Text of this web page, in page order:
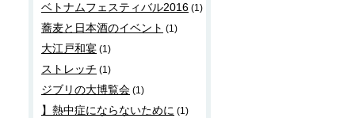
ベトナムフェスティバル2016 (1)
蕎麦と日本酒のイベント (1)
大江戸和宴 (1)
ストレッチ (1)
ジブリの大博覧会 (1)
】熱中症にならないために (1)